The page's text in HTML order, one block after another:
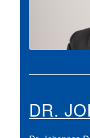
DR.